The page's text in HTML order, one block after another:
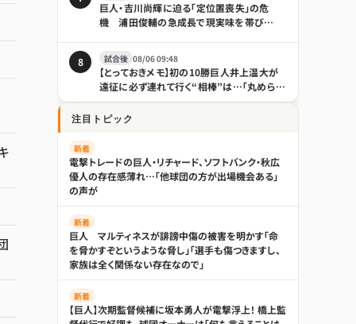
巨人・吉川尚輝に迫る「定位置喪失」の危
機 浦田俊輔の急成長で現実味を帯び
8
試合後 08/06 09:48
【とっておきメモ】初の10勝巨人井上温大が
遠征に必ず連れて行く“相棒”は…「丸められ
る」 - プロ野球 : 日刊スポーツ
注目トピック
新着
電撃トレードの巨人・リチャード、ソフトバンク・秋広
優人の存在感薄れ…「他球団の方が出場機会ある」
の声が
新着
巨人 マルティネスが誹謗中傷の被害を明かす「命
を脅かすぞというような脅し」「選手も傷つきますし、
家族は全く関係ない存在なので」
新着
【巨人】次期監督候補に坂本勇人が電撃浮上！ 橋上監